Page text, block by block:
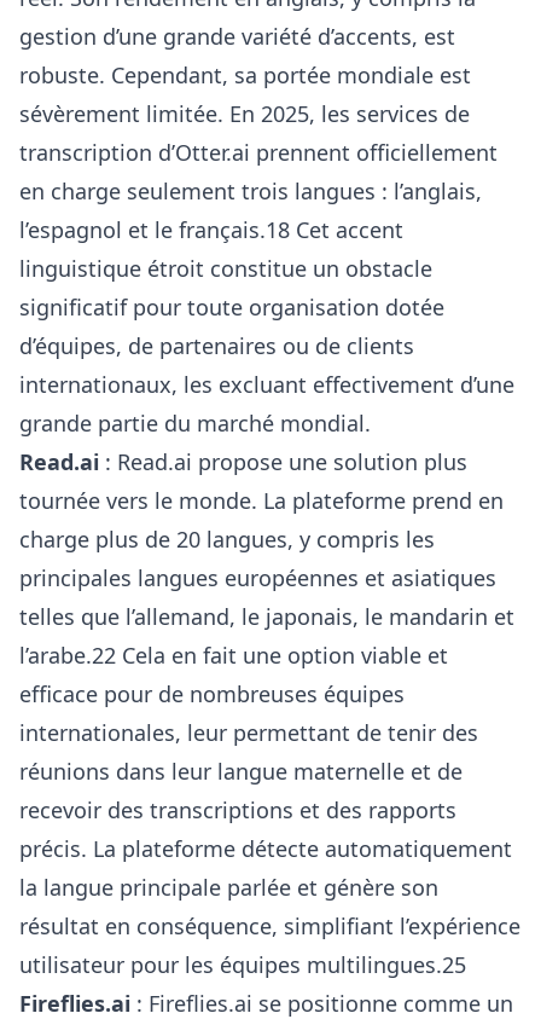
gestion d’une grande variété d’accents, est
robuste. Cependant, sa portée mondiale est
sévèrement limitée. En 2025, les services de
transcription d’Otter.ai prennent officiellement
en charge seulement trois langues : l’anglais,
l’espagnol et le français.18 Cet accent
linguistique étroit constitue un obstacle
significatif pour toute organisation dotée
d’équipes, de partenaires ou de clients
internationaux, les excluant effectivement d’une
grande partie du marché mondial.
Read.ai : Read.ai propose une solution plus
tournée vers le monde. La plateforme prend en
charge plus de 20 langues, y compris les
principales langues européennes et asiatiques
telles que l’allemand, le japonais, le mandarin et
l’arabe.22 Cela en fait une option viable et
efficace pour de nombreuses équipes
internationales, leur permettant de tenir des
réunions dans leur langue maternelle et de
recevoir des transcriptions et des rapports
précis. La plateforme détecte automatiquement
la langue principale parlée et génère son
résultat en conséquence, simplifiant l’expérience
utilisateur pour les équipes multilingues.25
Fireflies.ai : Fireflies.ai se positionne comme un